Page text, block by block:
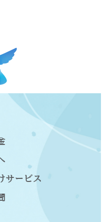
サービス